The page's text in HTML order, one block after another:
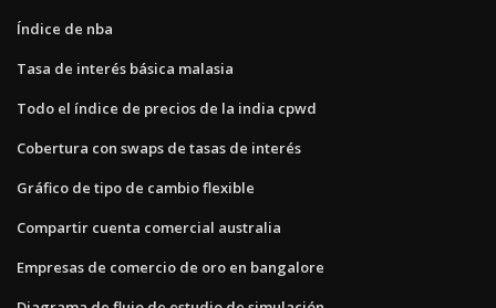
Índice de nba
Tasa de interés básica malasia
Todo el índice de precios de la india cpwd
Cobertura con swaps de tasas de interés
Gráfico de tipo de cambio flexible
Compartir cuenta comercial australia
Empresas de comercio de oro en bangalore